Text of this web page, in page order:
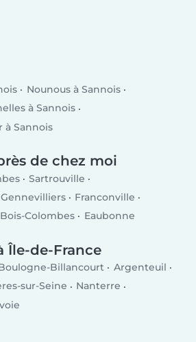
Nounous à Sannois
à Sannois
à Sannois
de chez moi
Sartrouville
Gennevilliers
Franconville
Bois-Colombes Eaubonne
Île-de-France
Billancourt
Argenteuil
sur-Seine
Nanterre